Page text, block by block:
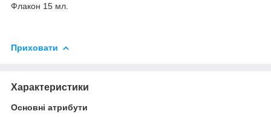
Флакон 15 мл.
Приховати
Характеристики
Основні атрибути